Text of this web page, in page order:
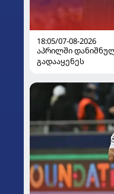
18:05/07-08-2026
აპრილში
გადააყენეს